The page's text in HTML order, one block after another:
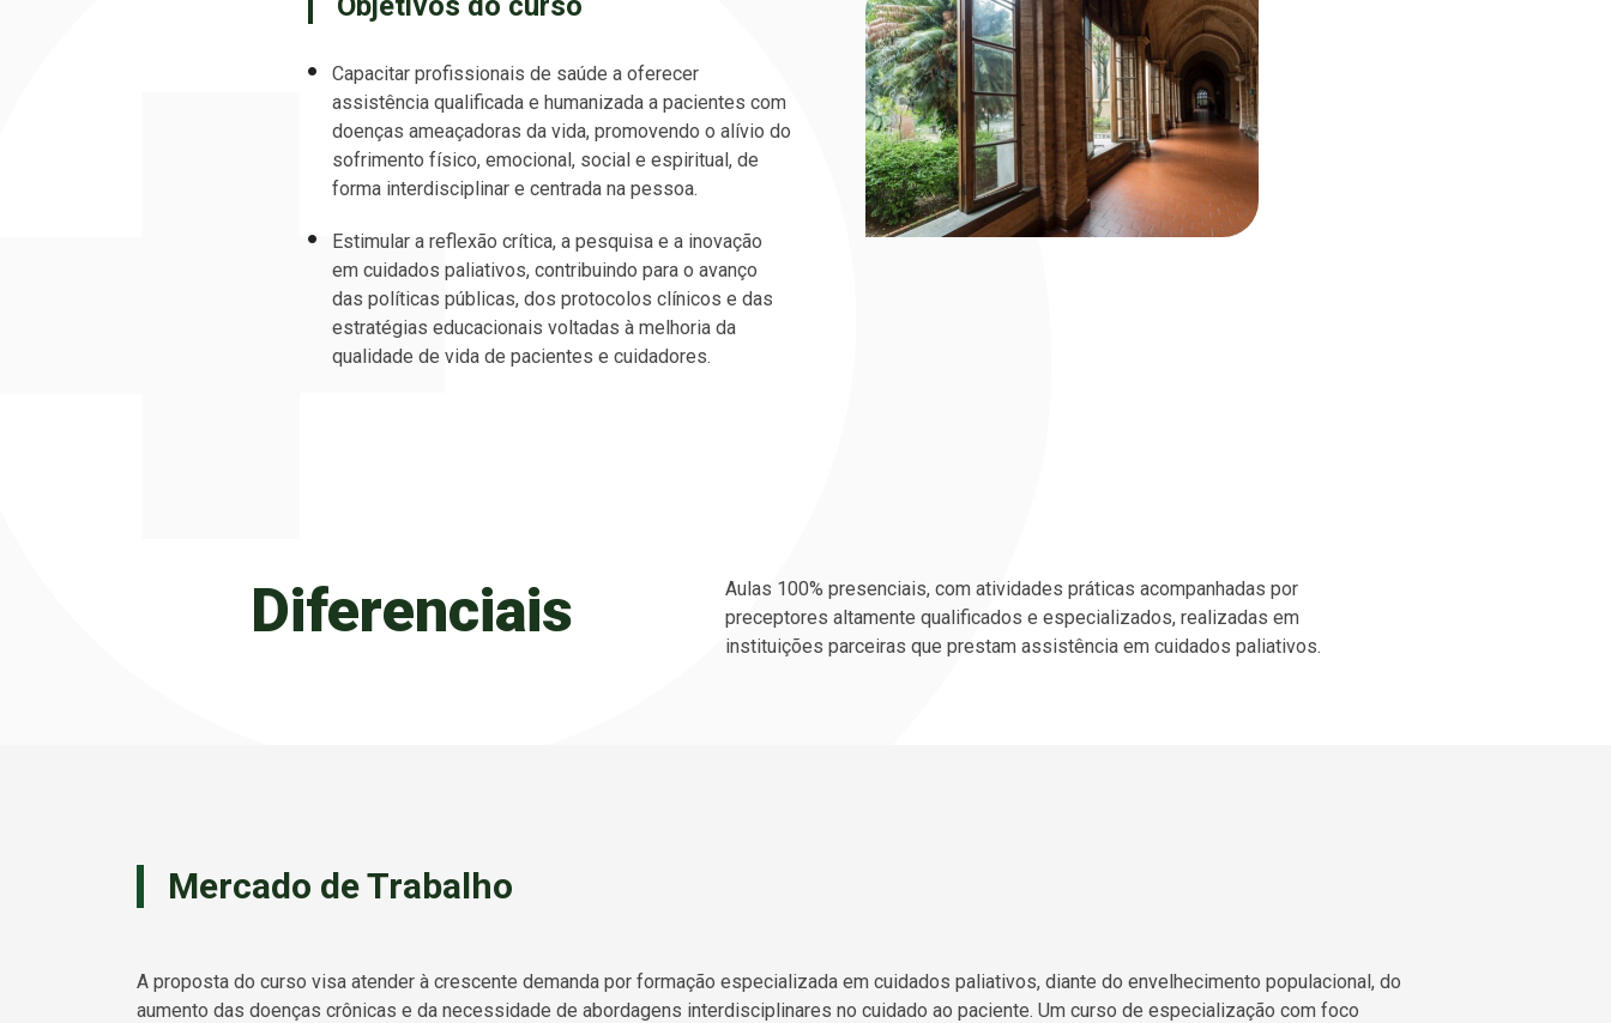
Capacitar profissionais de saúde a oferecer
assistência qualificada e humanizada a pacientes com
doenças ameaçadoras da vida, promovendo o alívio do
sofrimento físico, emocional, social e espiritual, de
forma interdisciplinar e centrada na pessoa.
Estimular a reflexão crítica, a pesquisa e a inovação
em cuidados paliativos, contribuindo para o avanço
das políticas públicas, dos protocolos clínicos e das
estratégias educacionais voltadas à melhoria da
qualidade de vida de pacientes e cuidadores.
Diferenciais
Aulas 100% presenciais, com atividades práticas acompanhadas por
preceptores altamente qualificados e especializados, realizadas em
instituições parceiras que prestam assistência em cuidados paliativos.
Mercado de Trabalho
A proposta do curso visa atender à crescente demanda por formação especializada em cuidados paliativos, diante do envelhecimento populacional, do
aumento das doenças crônicas e da necessidade de abordagens interdisciplinares no cuidado ao paciente. Um curso de especialização com foco